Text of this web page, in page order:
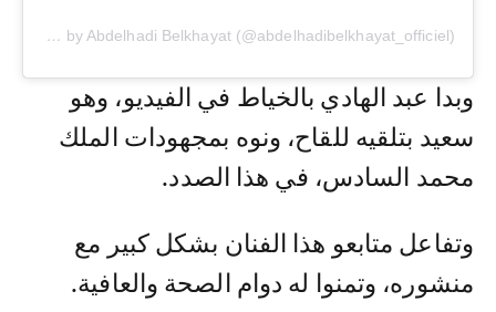
A post shared by Abdelhadi Belkhayat (@abdelhadibelkhayat_officiel)
وبدا عبد الهادي بالخياط في الفيديو، وهو
سعيد بتلقيه للقاح، ونوه بمجهودات الملك
محمد السادس، في هذا الصدد.
وتفاعل متابعو هذا الفنان بشكل كبير مع
منشوره، وتمنوا له دوام الصحة والعافية.